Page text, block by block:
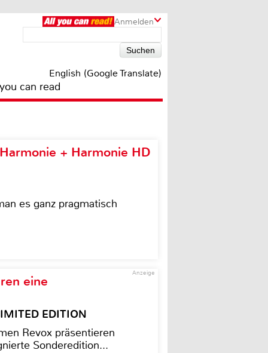
Anmelden
English (Google Translate)
can read
+ Harmonie HD
es ganz pragmatisch
Anzeige
eine
EDITION
Revox präsentieren
Sonderedition...